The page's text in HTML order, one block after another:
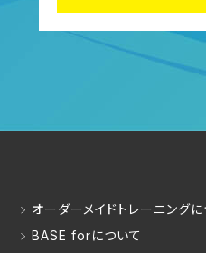
オーダーメイドトレーニングに
BASE forについて